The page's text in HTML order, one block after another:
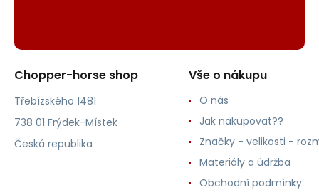
Chopper-horse shop
Třebízského 1481
738 01 Frýdek-Místek
Česká republika
Vše o nákupu
O nás
Jak nakupovat??
Značky - velikosti -
Materiály a údržba
Obchodní podmínky